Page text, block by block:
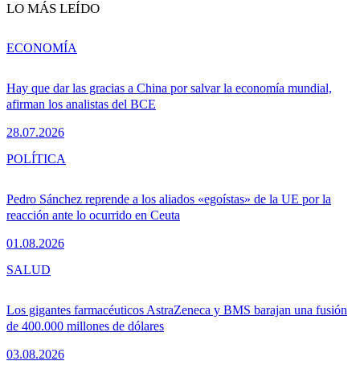
LO MÁS LEÍDO
Hay que dar las gracias a China por salvar la economía mundial,
afirman los analistas del BCE
28.07.2026
ECONOMÍA
Pedro Sánchez reprende a los aliados «egoístas» de la UE por la
reacción ante lo ocurrido en Ceuta
01.08.2026
POLÍTICA
Los gigantes farmacéuticos AstraZeneca y BMS barajan una fusión
de 400.000 millones de dólares
03.08.2026
SALUD